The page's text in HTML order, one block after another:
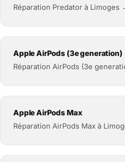
Réparation Predator à Limoges
Apple AirPods (3e generation)
Réparation AirPods (3e
Apple AirPods Max
Réparation AirPods Max à